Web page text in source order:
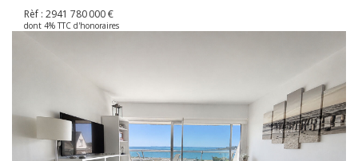
Rèf : 2941 780 000 €
dont 4% TTC d'honoraires